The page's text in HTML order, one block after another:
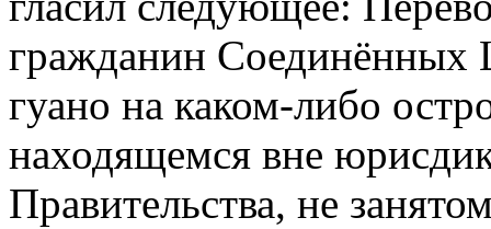
гражданин Соединённых
гуано на каком-либо
находящемся вне
Правительства, не